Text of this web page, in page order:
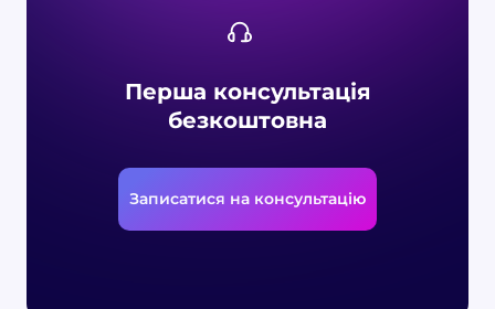
Перша консультація
безкоштовна
Записатися на консультацію